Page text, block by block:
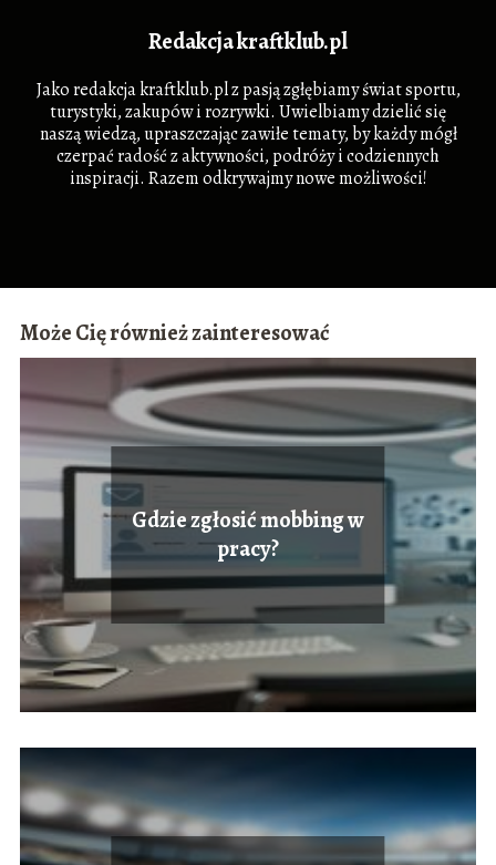
Redakcja kraftklub.pl
Jako redakcja kraftklub.pl z pasją zgłębiamy świat sportu,
turystyki, zakupów i rozrywki. Uwielbiamy dzielić się
naszą wiedzą, upraszczając zawiłe tematy, by każdy mógł
czerpać radość z aktywności, podróży i codziennych
inspiracji. Razem odkrywajmy nowe możliwości!
Może Cię również zainteresować
Gdzie zgłosić mobbing w
pracy?